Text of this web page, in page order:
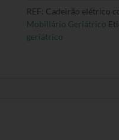
ajuda
de
levante
REF: Cadeirão elétrico
Mobiliário Geriátrico
geriátrico